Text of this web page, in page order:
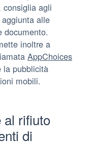
agli
alle
documento.
inoltre a
AppChoices
la pubblicità
mobili.
al rifiuto
di